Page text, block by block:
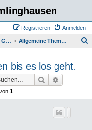
Anmelden
Registrieren
Wanderfreunde Grimmlinghausen Allgemeine Themen / Diskussionen
bis es los geht.
Suche
von 1